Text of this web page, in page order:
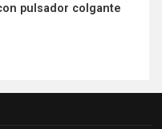
pulsador colgante